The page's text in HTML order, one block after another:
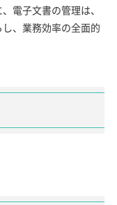
電子文書の管理は、
、業務効率の全面的